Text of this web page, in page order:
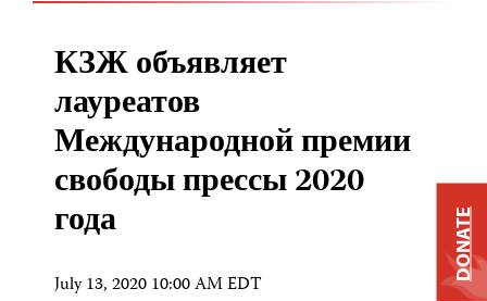
КЗЖ объявляет
лауреатов
Международной премии
свободы прессы 2020
года
July 13, 2020 10:00 AM EDT
DONATE